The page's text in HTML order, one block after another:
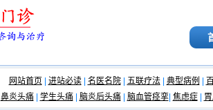
网站首页 进站必读 名医名院 五联疗法 典型病例
鼻炎头痛 学生头痛 脑炎后头痛 脑血管痉挛| 焦虑症